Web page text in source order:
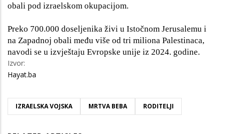
obali pod izraelskom okupacijom.
Preko 700.000 doseljenika živi u Istočnom Jerusalemu i
na Zapadnoj obali među više od tri miliona Palestinaca,
navodi se u izvještaju Evropske unije iz 2024. godine.
Izvor:
Hayat.ba
IZRAELSKA VOJSKA MRTVA BEBA RODITELJI